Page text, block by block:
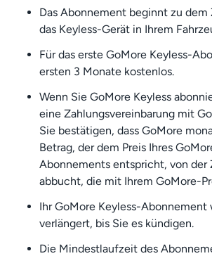
Das Abonnement beginnt zu
das Keyless-Gerät in Ihrem
Für das erste GoMore Keyless-
ersten 3 Monate kostenlos.
Wenn Sie GoMore Keyless
eine Zahlungsvereinbarung mit
Sie bestätigen, dass GoMore
Betrag, der dem Preis Ihres
Abonnements entspricht, von der
abbucht, die mit Ihrem GoMore-
Ihr GoMore Keyless-
verlängert, bis Sie es kündigen.
Die Mindestlaufzeit des